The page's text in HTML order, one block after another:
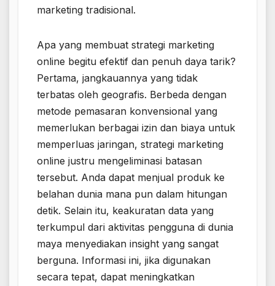
marketing tradisional.
Apa yang membuat strategi marketing
online begitu efektif dan penuh daya tarik?
Pertama, jangkauannya yang tidak
terbatas oleh geografis. Berbeda dengan
metode pemasaran konvensional yang
memerlukan berbagai izin dan biaya untuk
memperluas jaringan, strategi marketing
online justru mengeliminasi batasan
tersebut. Anda dapat menjual produk ke
belahan dunia mana pun dalam hitungan
detik. Selain itu, keakuratan data yang
terkumpul dari aktivitas pengguna di dunia
maya menyediakan insight yang sangat
berguna. Informasi ini, jika digunakan
secara tepat, dapat meningkatkan